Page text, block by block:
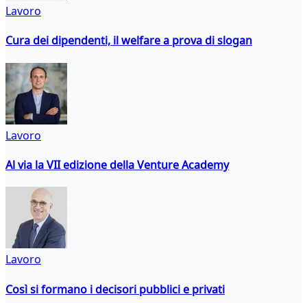
Lavoro
Cura dei dipendenti, il welfare a prova di slogan
Lavoro
Al via la VII edizione della Venture Academy
Lavoro
Così si formano i decisori pubblici e privati